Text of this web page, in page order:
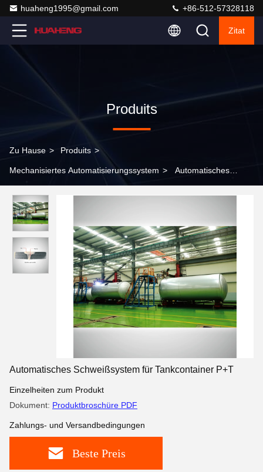
huaheng1995@gmail.com +86-512-57328118
Zitat
Produits
Zu Hause > Produits >
Mechanisiertes Automatisierungssystem > Automatisches
Automatisches Schweißsystem für Tankcontainer P+T
Einzelheiten zum Produkt
Dokument: Produktbroschüre PDF
Zahlungs- und Versandbedingungen
Beste Preis